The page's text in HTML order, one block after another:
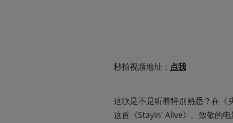
秒拍视频地址： 点我
这歌是不是听着特别熟悉？在《
这首《Stayin' Alive》。致敬的